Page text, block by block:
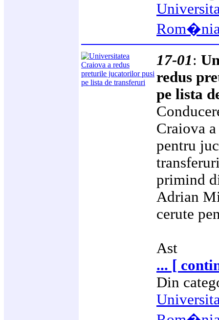
17-01:
redus
pe lista
Craiova
pentru
primind
Adrian
cerute
Ast
... [
Din